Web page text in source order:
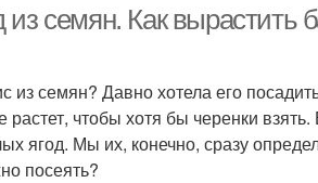
семян. Как вырастить
из семян? Давно хотела его
чтобы хотя бы черенки
ягод. Мы их, конечно, сразу
посеять?